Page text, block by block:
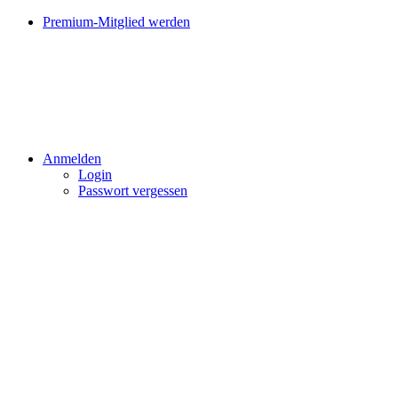
Premium-Mitglied werden
Anmelden
Login
Passwort vergessen